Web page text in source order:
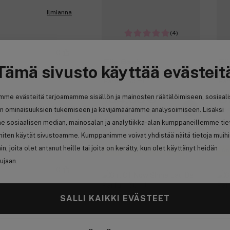
sivusto käyttää
evästeitä tarjoamamme sisällön ja mainosten räätälöimiseen,
ominaisuuksien tukemiseen ja kävijämäärämme analysoimiseen. Lisäksi
sosiaalisen median, mainosalan ja analytiikka-alan kumppaneillemme
käytät sivustoamme. Kumppanimme voivat yhdistää näitä tietoja
joita olet antanut heille tai joita on kerätty, kun olet käyttänyt heidän
SALLI KAIKKI EVÄSTEET
(4)
Le Parfum Lumiere Eau De
Parfum 50 ml
104,00 €
208,00 € / 100ml
Le
Ansaitse 9,90 € bonusta
Ilmianna